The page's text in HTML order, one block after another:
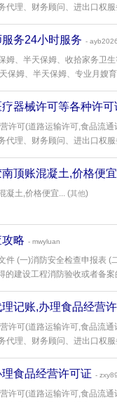
代理、财务顾问、进出口权
务24小时服务 -
姆、半天保姆、收拾家务卫
保姆、半天保姆、专业月嫂
器械许可等各种许可
许可(道路运输许可,食品流
代理、财务顾问、进出口权
顶账混凝土,价格便宜
凝土,价格便宜... (其他)
略 - mwyluan
件 (一)消防安全检查申报表
的建设工程消防验收或者备
记账,办理食品经营
许可(道路运输许可,食品流
代理、财务顾问、进出口权
食品经营许可证 -
许可(道路运输许可,食品流